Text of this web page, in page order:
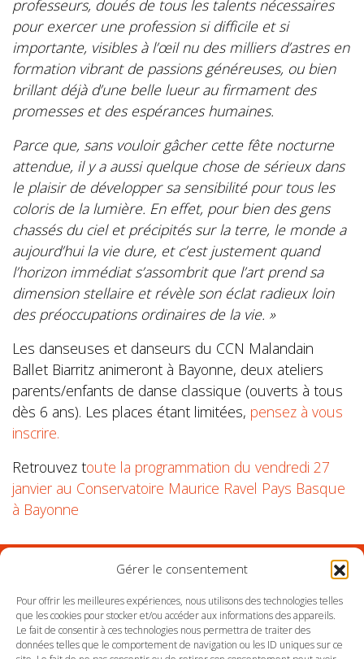
Gérer le consentement
Pour offrir les meilleures expériences, nous utilisons des technologies telles
que les cookies pour stocker et/ou accéder aux informations des appareils.
Le fait de consentir à ces technologies nous permettra de traiter des
données telles que le comportement de navigation ou les ID uniques sur ce
professeurs, doués de tous les talents nécessaires
pour exercer une profession si difficile et si
importante, visibles à l’œil nu des milliers d’astres en
formation vibrant de passions généreuses, ou bien
brillant déjà d’une belle lueur au firmament des
promesses et des espérances humaines.
Parce que, sans vouloir gâcher cette fête nocturne
attendue, il y a aussi quelque chose de sérieux dans
le plaisir de développer sa sensibilité pour tous les
coloris de la lumière. En effet, pour bien des gens
chassés du ciel et précipités sur la terre, le monde a
aujourd’hui la vie dure, et c’est justement quand
l’horizon immédiat s’assombrit que l’art prend sa
dimension stellaire et révèle son éclat radieux loin
des préoccupations ordinaires de la vie. »
Les danseuses et danseurs du CCN Malandain
Ballet Biarritz animeront à Bayonne, deux ateliers
parents/enfants de danse classique (ouverts à tous
dès 6 ans). Les places étant limitées, pensez à vous
inscrire.
Retrouvez toute la programmation du vendredi 27
janvier au Conservatoire Maurice Ravel Pays Basque
à Bayonne
Suivez le conservatoire du Pays Basque sur les